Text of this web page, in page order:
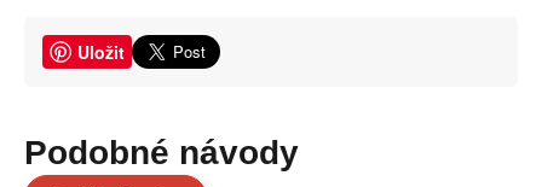
Uložit
Podobné návody